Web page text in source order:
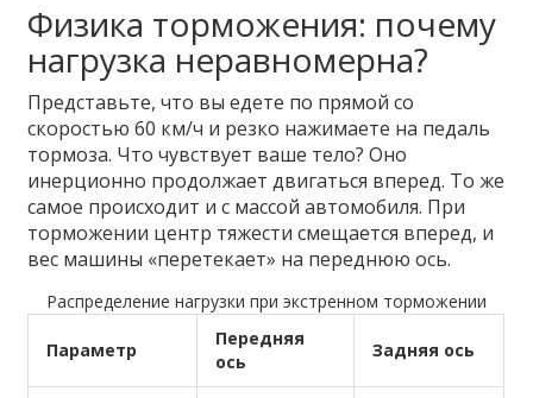
Физика торможения: почему
нагрузка неравномерна?
Представьте, что вы едете по прямой со
скоростью 60 км/ч и резко нажимаете на педаль
тормоза. Что чувствует ваше тело? Оно
инерционно продолжает двигаться вперед. То же
самое происходит и с массой автомобиля. При
торможении центр тяжести смещается вперед, и
вес машины «перетекает» на переднюю ось.
Распределение нагрузки при экстренном торможении
Параметр
Передняя
ось
Задняя ось